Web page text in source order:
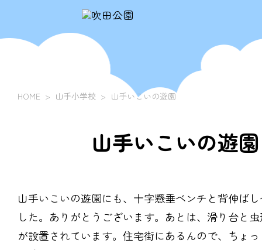
HOME 山手小学校 山手いこいの遊園
山手いこいの遊園
山手いこいの遊園にも、十字懸垂ベンチと背伸ば
した。ありがとうございます。あとは、滑り台と
が設置されています。住宅街にあるんので、ちょ